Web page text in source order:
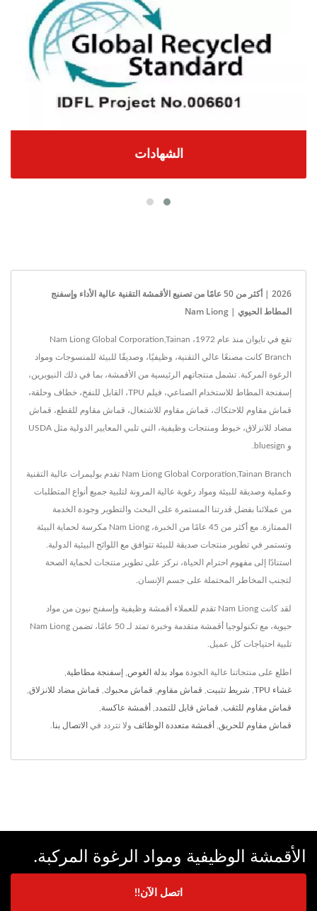
الشهادات
2026 | أكثر من 50 عامًا من تصنيع الأقمشة التقنية عالية الأداء وإسفنج
المطاط الحيوي | Nam Liong
تقع في تايوان منذ عام 1972، Nam Liong Global Corporation,Tainan
Branch كانت مصنعًا عالي التقنية، وظيفيًا، وصديقًا للبيئة للمنسوجات ومواد
الرغوة المركبة. تشمل منتجاتهم الرئيسية من الأقمشة، بما في ذلك النيوبرين،
إسفنجة المطاط للاستخدام الصناعي، فيلم TPU، القابل للنفخ، خطاف وحلقة،
قماش مقاوم للاحتكاك، قماش مقاوم للاشتعال، قماش مقاوم للقطع، قماش
مضاد للانزلاق، خيوط ومنتجات وظيفية، التي تلبي المعايير الدولية مثل USDA
و bluesign.
Nam Liong Global Corporation,Tainan Branch تقدم بوليمرات عالية التقنية
وعملية وصديقة للبيئة ومواد رغوية عالية المرونة لتلبية جميع أنواع المتطلبات
من عملائنا بفضل قدرتنا المستمرة على البحث والتطوير وجودة الخدمة
الممتازة. مع أكثر من 45 عامًا من الخبرة، Nam Liong مكرسة لحماية البيئة
وتستمر في تطوير منتجات صديقة للبيئة تتوافق مع اللوائح البيئية الدولية.
استنادًا إلى مفهوم احترام الحياة، نركز على تطوير منتجات لحماية الصحة
لتجنب المخاطر المحتملة على جسم الإنسان.
لقد كانت Nam Liong تقدم للعملاء أقمشة وظيفية وإسفنج نيون من مواد
حيوية، مع تكنولوجيا أقمشة متقدمة وخبرة تمتد لـ 50 عامًا، تضمن Nam Liong
تلبية احتياجات كل عميل.
اطلع على منتجاتنا عالية الجودة مواد بدلة الغوص إسفنجة مطاطية
غشاء TPU شريط تثبيت قماش مقاوم قماش محبوك قماش مضاد للانزلاق
قماش مقاوم للثقب قماش قابل للتمدد أقمشة عاكسة
قماش مقاوم للحريق أقمشة متعددة الوظائف ولا تتردد في الاتصال بنا
الأقمشة الوظيفية ومواد الرغوة المركبة.
اتصل الآن!!